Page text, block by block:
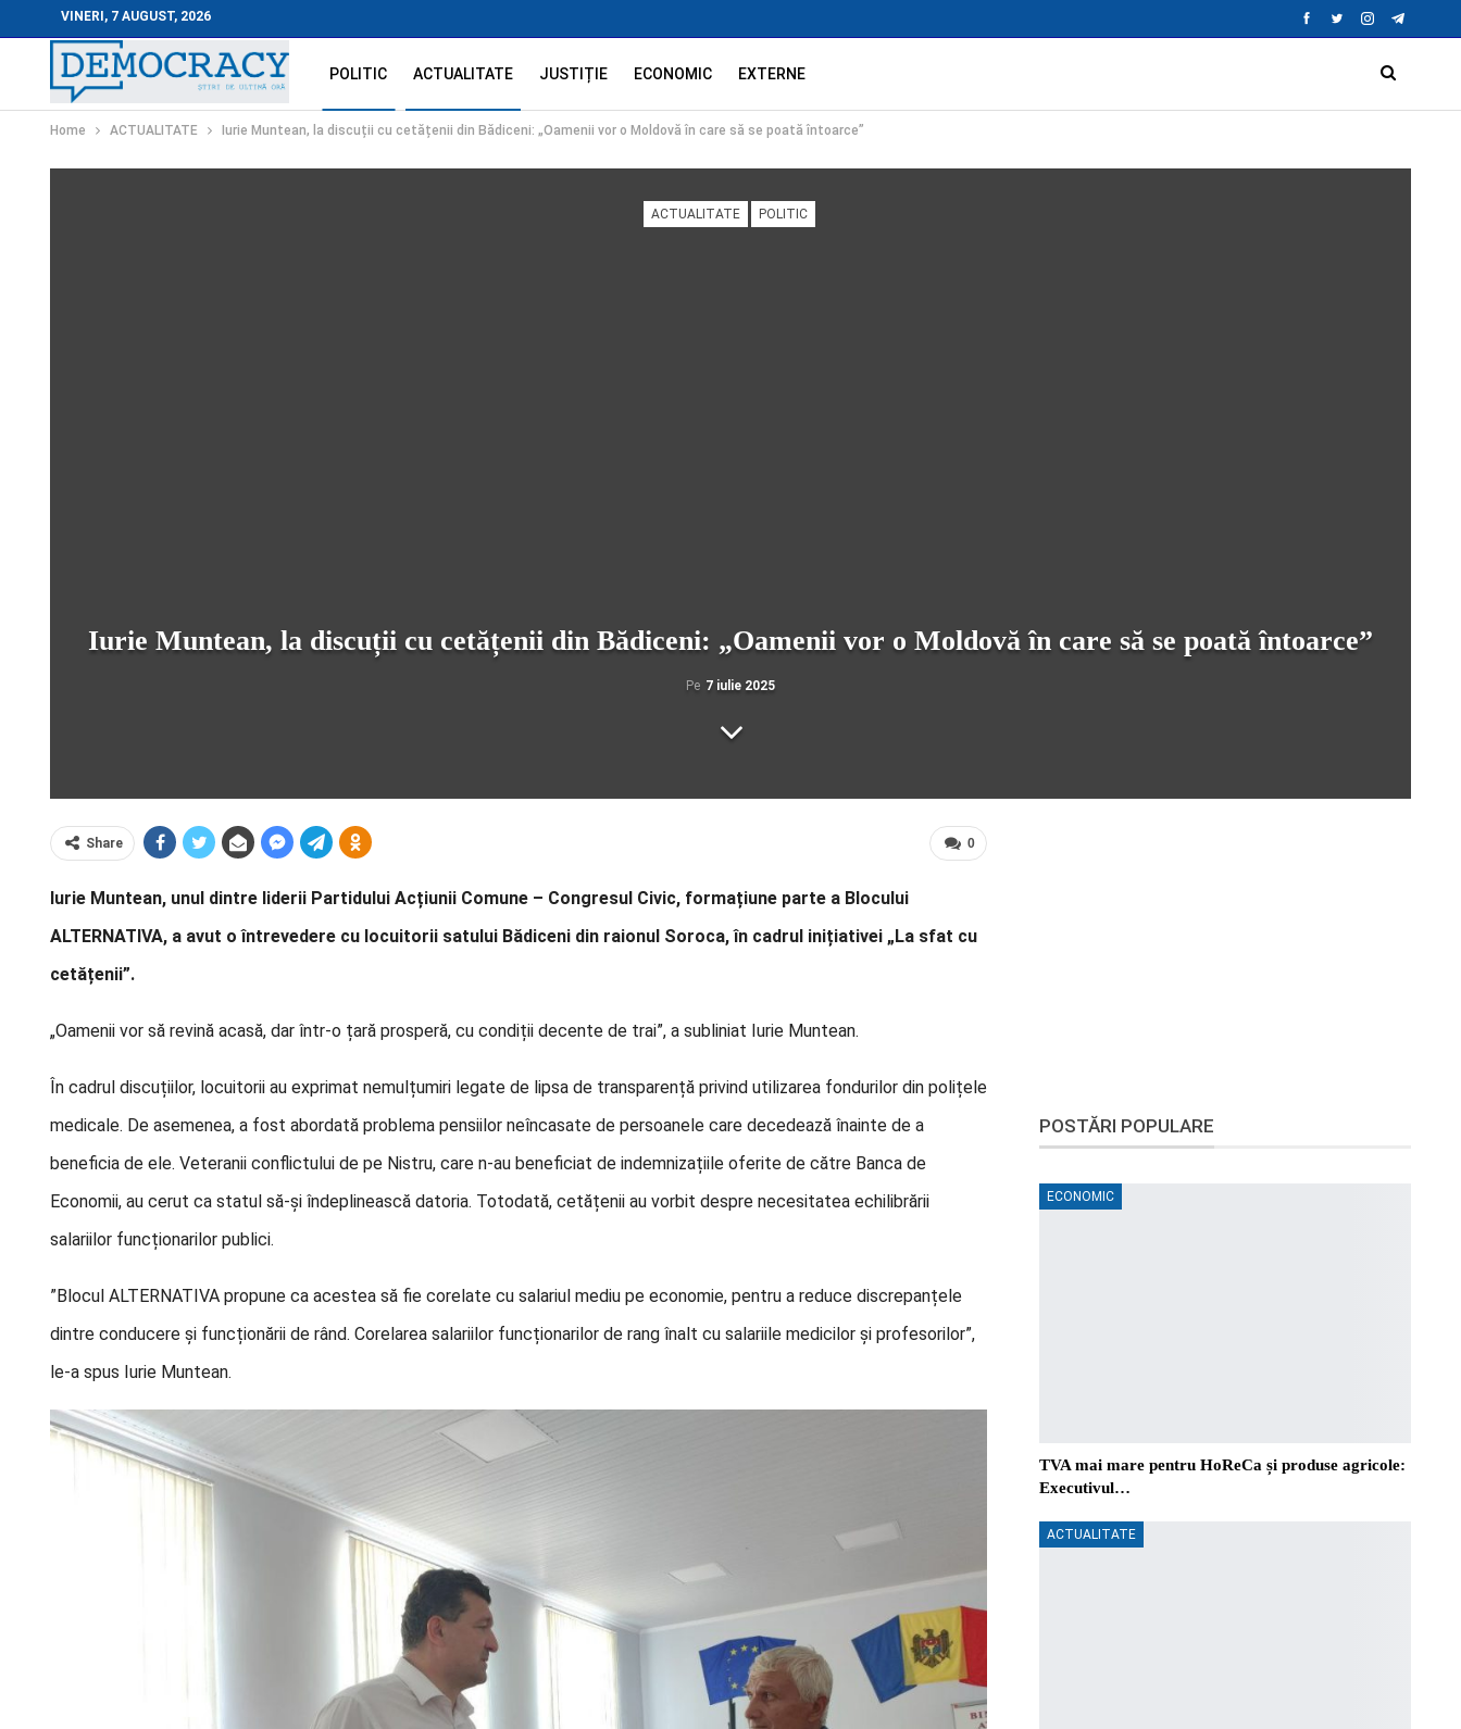
VINERI, 7 AUGUST, 2026
POLITIC ACTUALITATE JUSTIȚIE ECONOMIC EXTERNE
Home ACTUALITATE Iurie Muntean, la discuții cu cetățenii din Bădiceni: „Oamenii vor o Moldovă în care să se poată întoarce”
ACTUALITATE POLITIC
Iurie Muntean, la discuții cu cetățenii din Bădiceni: „Oamenii vor o Moldovă în care să se poată întoarce”
Pe 7 iulie 2025
0
Share
Iurie Muntean, unul dintre liderii Partidului Acțiunii Comune – Congresul Civic, formațiune parte a Blocului
ALTERNATIVA, a avut o întrevedere cu locuitorii satului Bădiceni din raionul Soroca, în cadrul inițiativei „La sfat cu
cetățenii”.
„Oamenii vor să revină acasă, dar într-o țară prosperă, cu condiții decente de trai”, a subliniat Iurie Muntean.
În cadrul discuțiilor, locuitorii au exprimat nemulțumiri legate de lipsa de transparență privind utilizarea fondurilor din polițele
medicale. De asemenea, a fost abordată problema pensiilor neîncasate de persoanele care decedează înainte de a
beneficia de ele. Veteranii conflictului de pe Nistru, care n-au beneficiat de indemnizațiile oferite de către Banca de
Economii, au cerut ca statul să-și îndeplinească datoria. Totodată, cetățenii au vorbit despre necesitatea echilibrării
salariilor funcționarilor publici.
”Blocul ALTERNATIVA propune ca acestea să fie corelate cu salariul mediu pe economie, pentru a reduce discrepanțele
dintre conducere și funcționării de rând. Corelarea salariilor funcționarilor de rang înalt cu salariile medicilor și profesorilor”,
le-a spus Iurie Muntean.
POSTĂRI POPULARE
ECONOMIC
TVA mai mare pentru HoReCa și produse agricole:
Executivul…
ACTUALITATE